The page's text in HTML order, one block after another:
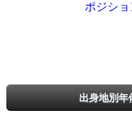
ポジシ
出身地別年